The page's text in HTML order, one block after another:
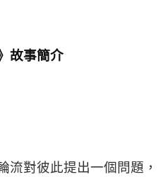
故事簡介
流對彼此提出一個問題，